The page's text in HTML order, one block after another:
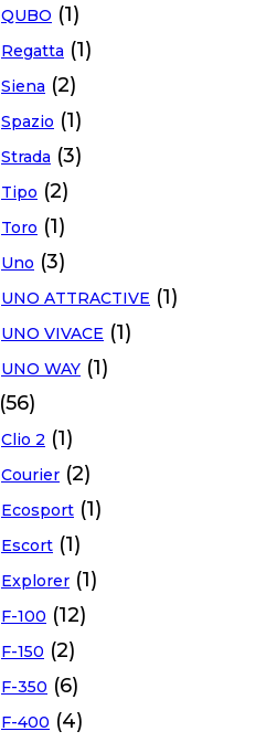
QUBO (1)
Regatta (1)
Siena (2)
Spazio (1)
Strada (3)
Tipo (2)
Toro (1)
Uno (3)
UNO ATTRACTIVE (1)
UNO VIVACE (1)
UNO WAY (1)
(56)
Clio 2 (1)
Courier (2)
Ecosport (1)
Escort (1)
Explorer (1)
F-100 (12)
F-150 (2)
F-350 (6)
F-400 (4)